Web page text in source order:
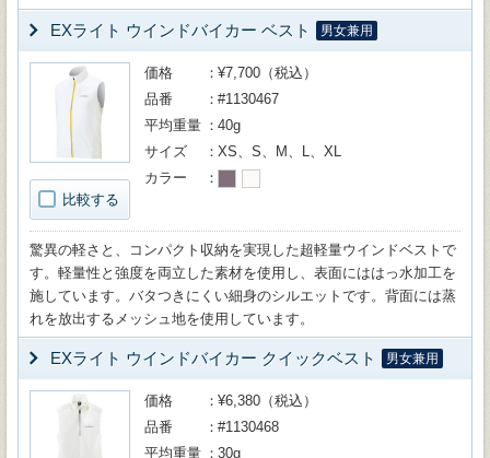
EXライト ウインドバイカー ベスト 男女兼用
比較する
価格
¥7,700（税込）
品番
#1130467
平均重量
40g
サイズ
XS、S、M、L、XL
カラー
驚異の軽さと、コンパクト収納を実現した超軽量ウインドベストで
す。軽量性と強度を両立した素材を使用し、表面にははっ水加工を
施しています。バタつきにくい細身のシルエットです。背面には蒸
れを放出するメッシュ地を使用しています。
EXライト ウインドバイカー クイックベスト 男女兼用
価格
¥6,380（税込）
品番
#1130468
平均重量
30g